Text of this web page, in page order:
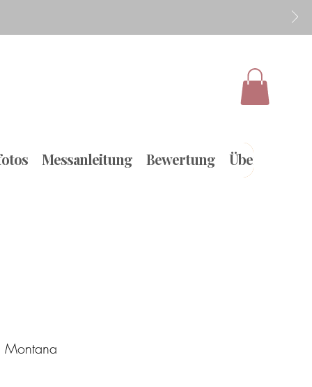
Messanleitung Bewertung Über uns
Montana